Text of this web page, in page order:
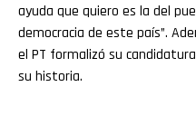
ayuda que quiero es la del
democracia de este país”.
el PT formalizó su
su historia.